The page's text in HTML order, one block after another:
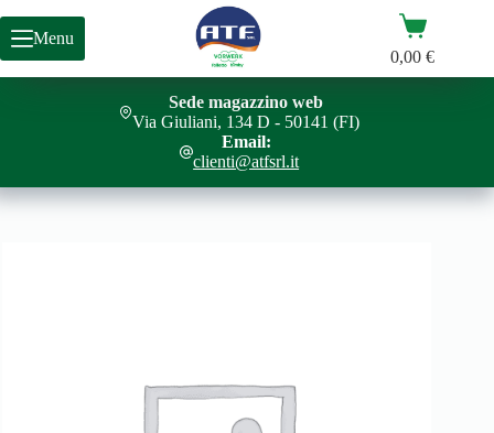
contenuto
PIASTRA ORCHIDEA FA14 Aggiungi al carrello
Menu
Carrello
0,00€
Sede magazzino web
Via Giuliani, 134 D - 50141 (FI)
Email:
clienti@atfsrl.it